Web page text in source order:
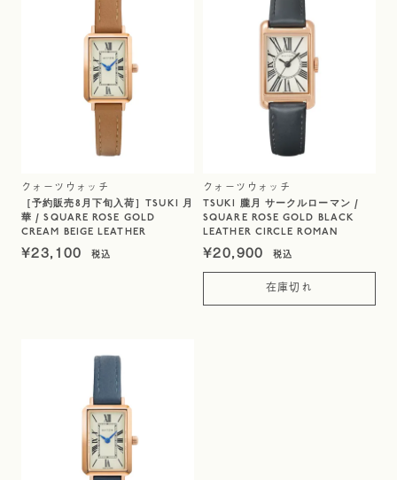
クォーツウォッチ
［予約販売8月下旬入荷］TSUKI 月
華 / SQUARE ROSE GOLD
CREAM BEIGE LEATHER
¥23,100
クォーツウォッチ
TSUKI 朧月 サークルローマン /
SQUARE ROSE GOLD BLACK
LEATHER CIRCLE ROMAN
¥20,900
在庫切れ